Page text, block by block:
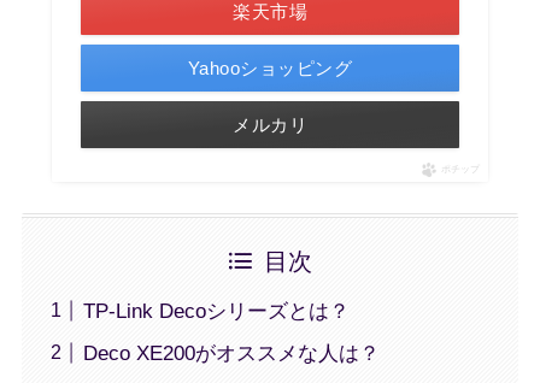
楽天市場
Yahooショッピング
メルカリ
ポチップ
目次
TP-Link Decoシリーズとは？
Deco XE200がオススメな人は？